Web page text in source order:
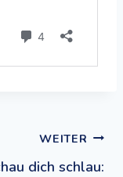
WEITER
dich schlau: